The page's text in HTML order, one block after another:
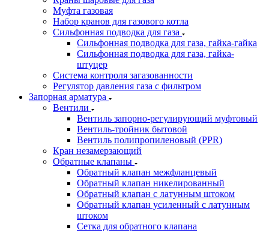
Муфта газовая
Набор кранов для газового котла
Сильфонная подводка для газа
Сильфонная подводка для газа, гайка-гайка
Сильфонная подводка для газа, гайка-
штуцер
Система контроля загазованности
Регулятор давления газа с фильтром
Запорная арматура
Вентили
Вентиль запорно-регулирующий муфтовый
Вентиль-тройник бытовой
Вентиль полипропиленовый (PPR)
Кран незамерзающий
Обратные клапаны
Обратный клапан межфланцевый
Обратный клапан никелированный
Обратный клапан с латунным штоком
Обратный клапан усиленный с латунным
штоком
Сетка для обратного клапана